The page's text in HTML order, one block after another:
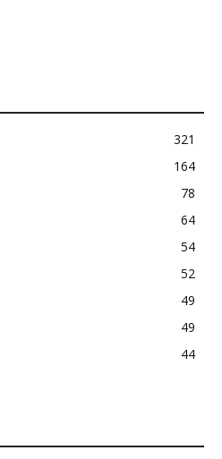
321
164
78
64
54
52
49
49
44